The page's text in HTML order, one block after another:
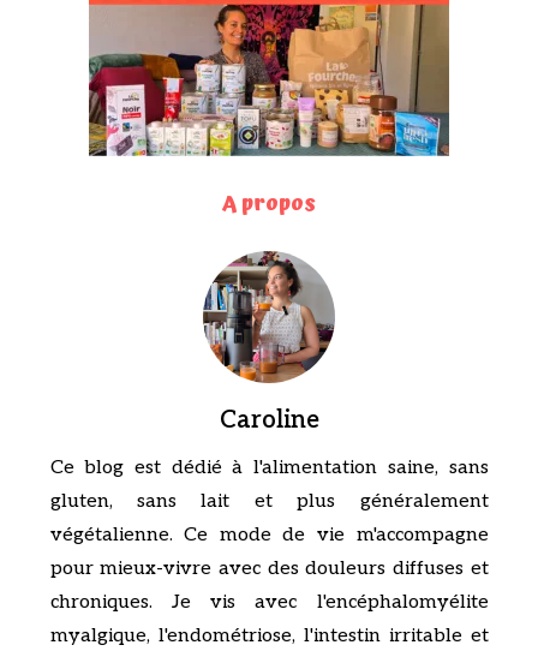
A propos
Caroline
Ce blog est dédié à l'alimentation saine, sans
gluten, sans lait et plus généralement
végétalienne. Ce mode de vie m'accompagne
pour mieux-vivre avec des douleurs diffuses et
chroniques. Je vis avec l'encéphalomyélite
myalgique, l'endométriose, l'intestin irritable et